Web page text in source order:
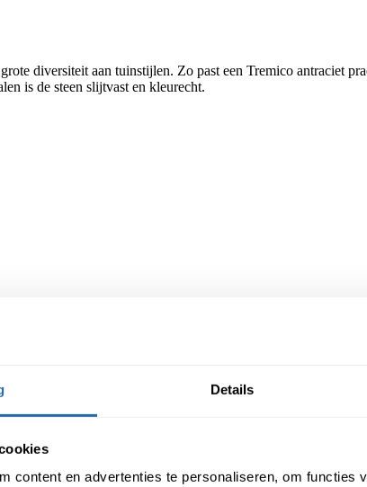
Details
content en advertenties te personaliseren, om functies
diversiteit aan tuinstijlen. Zo past een Tremico antraciet
is de steen slijtvast en kleurecht.